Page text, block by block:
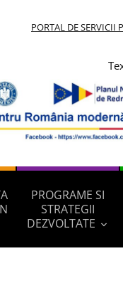
PORTAL DE SERVICII
PROGRAME SI
STRATEGII
DEZVOLTATE